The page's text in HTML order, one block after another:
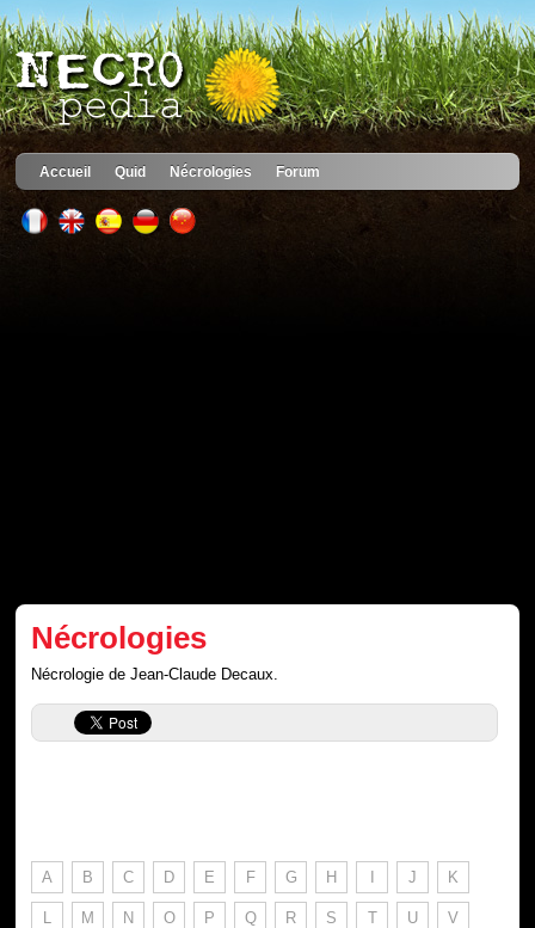
Accueil Quid Nécrologies Forum
Nécrologies
Nécrologie de Jean-Claude Decaux.
A B C D E F G H I J K
L M N O P Q R S T U V